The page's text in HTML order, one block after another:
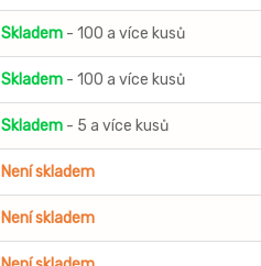
Skladem - 100 a více kusů
Skladem - 100 a více kusů
Skladem - 5 a více kusů
Není skladem
Není skladem